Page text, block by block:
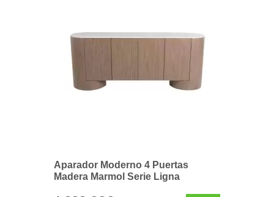
Aparador Moderno 4 Puertas
Madera Marmol Serie Ligna